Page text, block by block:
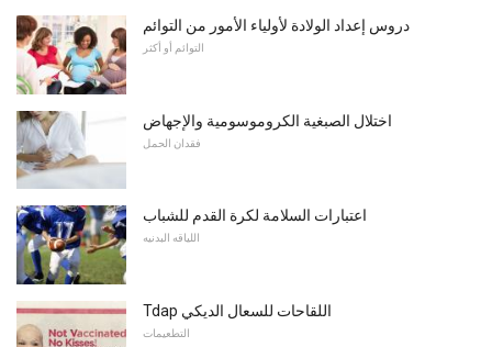
دروس إعداد الولادة لأولياء الأمور من التوائم
التوائم أو أكثر
اختلال الصبغية الكروموسومية والإجهاض
فقدان الحمل
اعتبارات السلامة لكرة القدم للشباب
اللياقه البدنيه
Tdap اللقاحات للسعال الديكي
التطعيمات